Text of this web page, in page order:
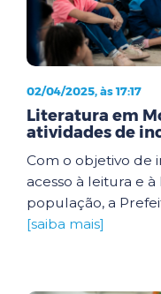
02/04/2025, às 17:17
Literatura em
atividades de
Com o objetivo de
acesso à leitura e
população, a
[saiba mais]